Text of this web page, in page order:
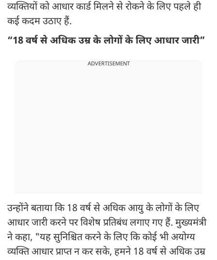
व्यक्तियों को आधार कार्ड मिलने से रोकने के लिए पहले ही
कई कदम उठाए हैं.
“18 वर्ष से अधिक उम्र के लोगों के लिए आधार जारी”
ADVERTISEMENT
उन्होंने बताया कि 18 वर्ष से अधिक आयु के लोगों के लिए
आधार जारी करने पर विशेष प्रतिबंध लगाए गए हैं. मुख्यमंत्री
ने कहा, "यह सुनिश्चित करने के लिए कि कोई भी अयोग्य
व्यक्ति आधार प्राप्त न कर सके, हमने 18 वर्ष से अधिक उम्र